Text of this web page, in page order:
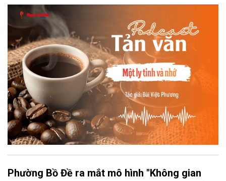
đợi giọt đắng của đất đai, mưa nắng điểm từng nhịp xuống
chiếc ly sứ như đợi thời gian mở cánh cửa diệu kì của mình.
Phường Bồ Đề ra mắt mô hình "Không gian